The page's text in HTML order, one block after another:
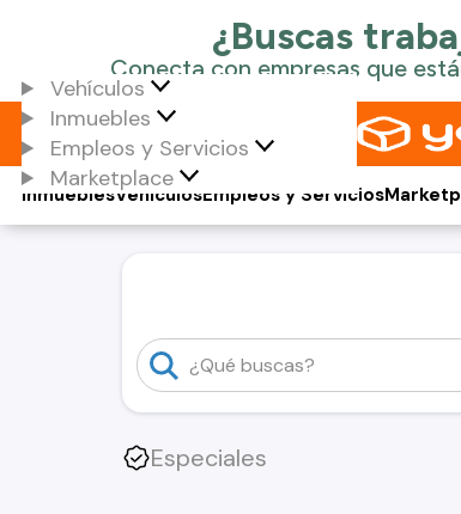
Vehículos
Inmuebles
Empleos y Servicios
Marketplace
Vehículos
Inmuebles Empleos y Servicios
Especiales